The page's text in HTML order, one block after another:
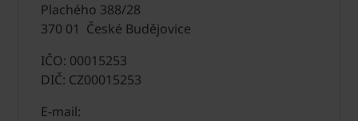
Plachého 388/28
370 01 České Budějovice
IČO: 00015253
DIČ: CZ00015253
E-mail: